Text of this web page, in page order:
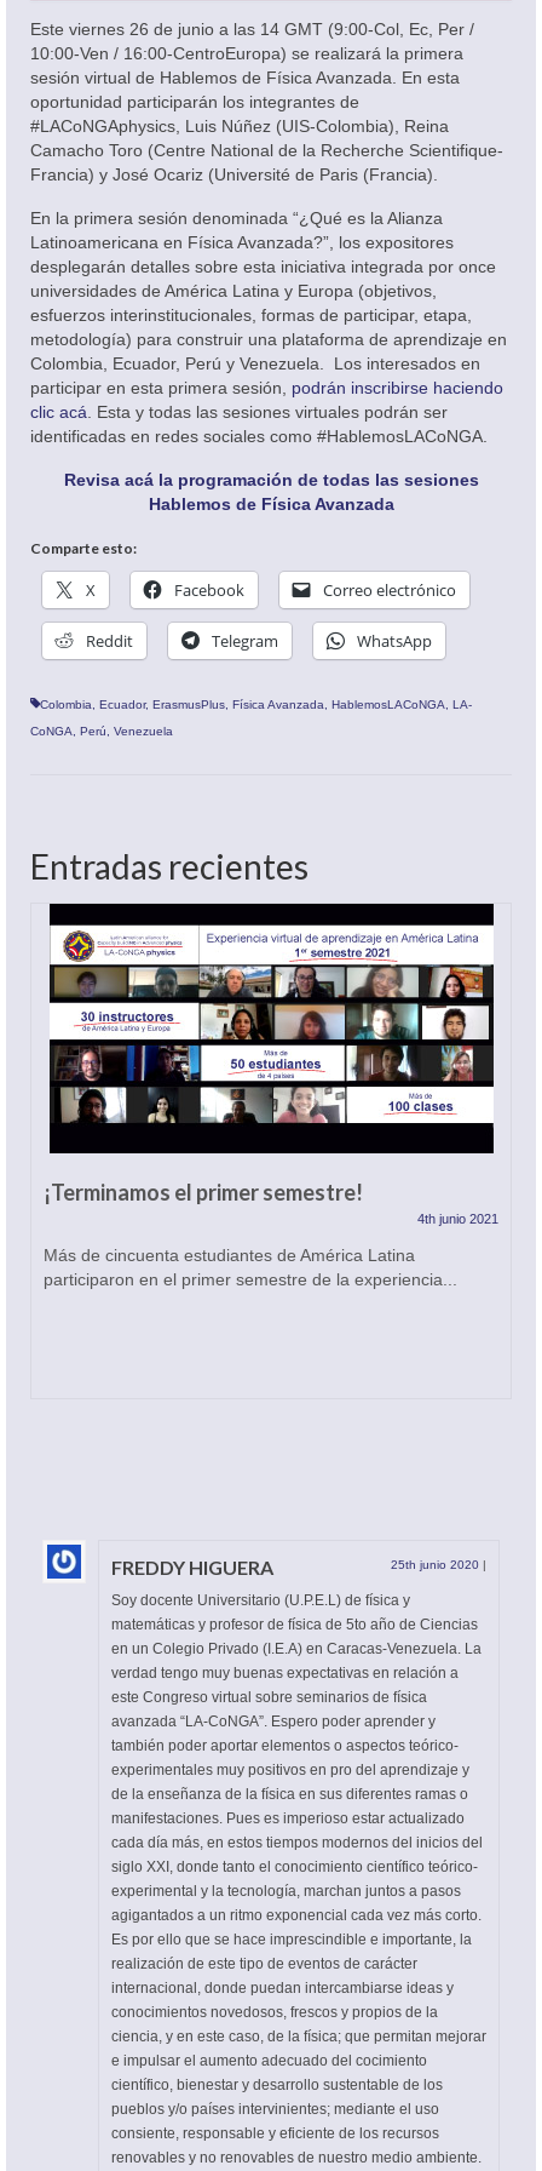
Oferta académica
Este viernes 26 de junio a las 14 GMT (9:00-Col, Ec, Per /
10:00-Ven / 16:00-CentroEuropa) se realizará la primera
sesión virtual de Hablemos de Física Avanzada. En esta
oportunidad participarán los integrantes de
#LACoNGAphysics, Luis Núñez (UIS-Colombia), Reina
Camacho Toro (Centre National de la Recherche Scientifique-
Francia) y José Ocariz (Université de Paris (Francia).
En la primera sesión denominada “¿Qué es la Alianza
Latinoamericana en Física Avanzada?”, los expositores
desplegarán detalles sobre esta iniciativa integrada por once
universidades de América Latina y Europa (objetivos,
esfuerzos interinstitucionales, formas de participar, etapa,
metodología) para construir una plataforma de aprendizaje en
Colombia, Ecuador, Perú y Venezuela. Los interesados en
participar en esta primera sesión, podrán inscribirse haciendo
clic acá . Esta y todas las sesiones virtuales podrán ser
identificadas en redes sociales como #HablemosLACoNGA.
Revisa acá la programación de todas las sesiones
Hablemos de Física Avanzada
Comparte esto:
X Facebook Correo electrónico
Reddit Telegram WhatsApp
Colombia Ecuador, ErasmusPlus Física Avanzada HablemosLACoNGA
LA-
CoNGA
Perú Venezuela
Entradas recientes
¡Terminamos el primer semestre!
4th junio 2021
Más de cincuenta estudiantes de América Latina
participaron en el primer semestre de la experiencia...
FREDDY HIGUERA 25th junio 2020 |
Soy docente Universitario (U.P.E.L) de física y
matemáticas y profesor de física de 5to año de Ciencias
en un Colegio Privado (I.E.A) en Caracas-Venezuela. La
verdad tengo muy buenas expectativas en relación a
este Congreso virtual sobre seminarios de física
avanzada “LA-CoNGA”. Espero poder aprender y
también poder aportar elementos o aspectos teórico-
experimentales muy positivos en pro del aprendizaje y
de la enseñanza de la física en sus diferentes ramas o
manifestaciones. Pues es imperioso estar actualizado
cada día más, en estos tiempos modernos del inicios del
siglo XXI, donde tanto el conocimiento científico teórico-
experimental y la tecnología, marchan juntos a pasos
agigantados a un ritmo exponencial cada vez más corto.
Es por ello que se hace imprescindible e importante, la
realización de este tipo de eventos de carácter
internacional, donde puedan intercambiarse ideas y
conocimientos novedosos, frescos y propios de la
ciencia, y en este caso, de la física; que permitan mejorar
e impulsar el aumento adecuado del cocimiento
científico, bienestar y desarrollo sustentable de los
pueblos y/o países intervinientes; mediante el uso
consiente, responsable y eficiente de los recursos
renovables y no renovables de nuestro medio ambiente.